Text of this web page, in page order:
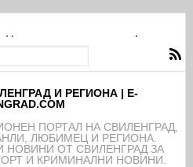
село Мезек събра света
И РЕГИОНА | E-
ПОРТАЛ НА СВИЛЕНГРАД,
ЛЮБИМЕЦ И РЕГИОНА.
НОВИНИ ОТ СВИЛЕНГРАД ЗА
И КРИМИНАЛНИ НОВИНИ.